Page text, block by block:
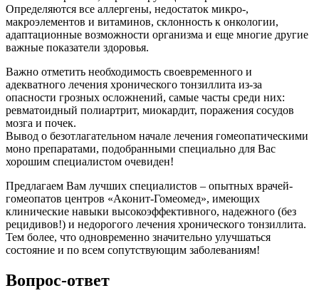
Определяются все аллергены, недостаток микро-,
макроэлементов и витаминов, склонность к онкологии,
адаптационные возможности организма и еще многие другие
важные показатели здоровья.
Важно отметить необходимость своевременного и
адекватного лечения хронического тонзиллита из-за
опасности грозных осложнений, самые часты среди них:
ревматоидный полиартрит, миокардит, поражения сосудов
мозга и почек.
Вывод о безотлагательном начале лечения гомеопатическими
моно препаратами, подобранными специально для Вас
хорошим специалистом очевиден!
Предлагаем Вам лучших специалистов – опытных врачей-
гомеопатов центров «Аконит-Гомеомед», имеющих
клинические навыки высокоэффективного, надежного (без
рецидивов!) и недорогого лечения хронического тонзиллита.
Тем более, что одновременно значительно улучшаться
состояние и по всем сопутствующим заболеваниям!
Вопрос-ответ